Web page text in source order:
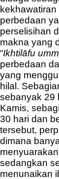
perbedaan
perselisihan
makna yang
“Ikhtilāfu
perbedaan
yang
hilal.
sebanyak 29
Kamis,
30 hari dan
tersebut,
dimana
sedangkan
menunaikan